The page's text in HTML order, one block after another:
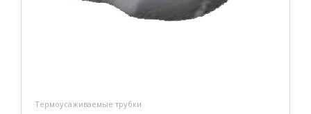
Термоусаживаемые трубки